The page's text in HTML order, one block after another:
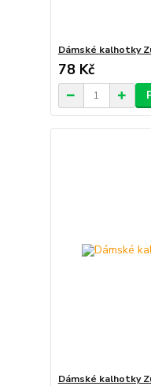
Dámské kalhotky
78 Kč
Dámské kalhotky